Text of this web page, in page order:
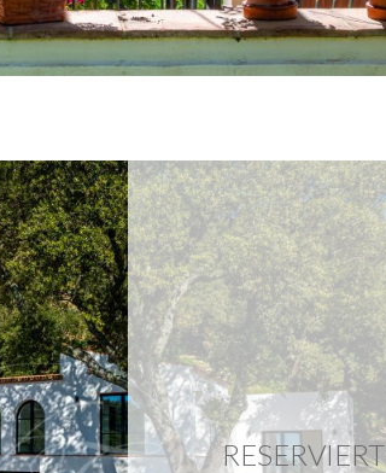
RESERVIERT